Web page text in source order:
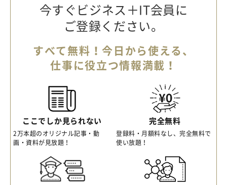
今すぐビジネス＋IT会員に
ご登録ください。
すべて無料！今日から使える、
仕事に役立つ情報満載！
ここでしか見られない
2万本超のオリジナル記事・動
画・資料が見放題！
完全無料
登録料・月額料なし、完全無料で
使い放題！